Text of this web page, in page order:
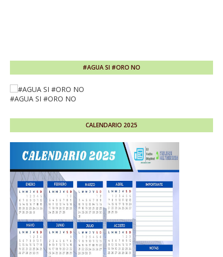
#AGUA SI #ORO NO
#AGUA SI #ORO NO
CALENDARIO 2025